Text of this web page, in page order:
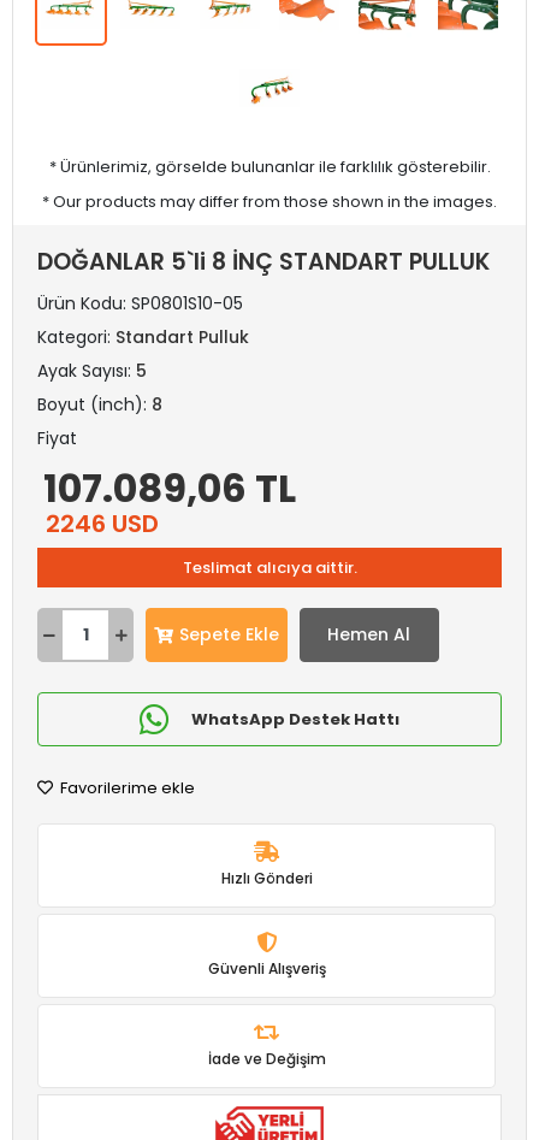
* Ürünlerimiz, görselde bulunanlar ile farklılık gösterebilir.
* Our products may differ from those shown in the images.
DOĞANLAR 5`li 8 İNÇ STANDART PULLUK
Ürün Kodu: SP0801S10-05
Kategori: Standart Pulluk
Ayak Sayısı: 5
Boyut (inch): 8
Fiyat
107.089,06 TL
2246 USD
Teslimat alıcıya aittir.
Sepete Ekle Hemen Al
WhatsApp Destek Hattı
Favorilerime ekle
Hızlı Gönderi
Güvenli Alışveriş
İade ve Değişim